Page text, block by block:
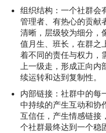
组织结构：一个社群会
管理者、有热心的贡献
清晰，层级较为细分，
值月生、班长，在群之
着不同的责任与权力，
上一级走，形成正向内
续运转和达到复制性。
内部链接：社群中的每
中持续的产生互动和协
互信任，产生情感链接
个社群最终达到一个稳